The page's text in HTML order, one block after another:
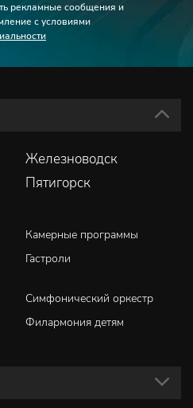
рекламные сообщения и
с условиями
Железноводск
Пятигорск
Камерные программы
Гастроли
Симфонический оркестр
Филармония детям